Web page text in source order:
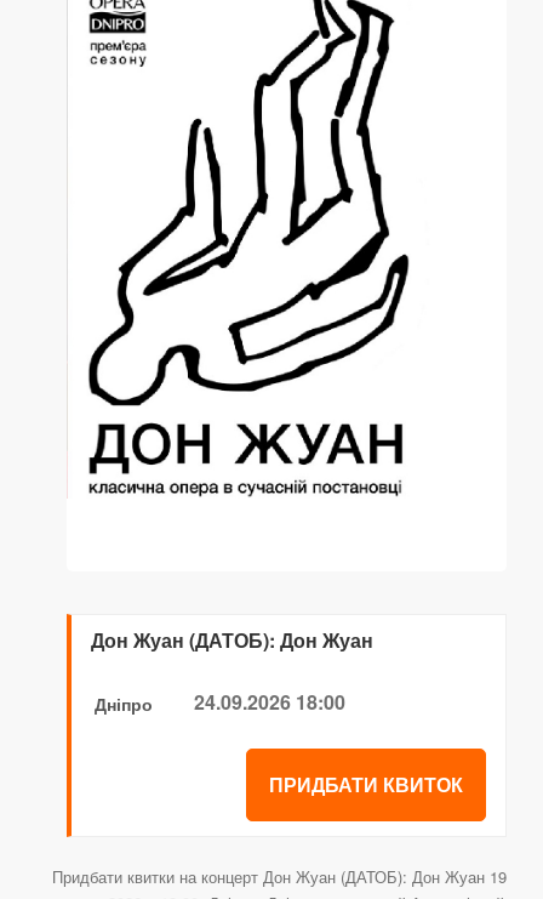
Дон Жуан (ДАТОБ): Дон Жуан
Дніпро 24.09.2026 18:00
ПРИДБАТИ КВИТОК
Придбати квитки на концерт Дон Жуан (ДАТОБ): Дон Жуан 19